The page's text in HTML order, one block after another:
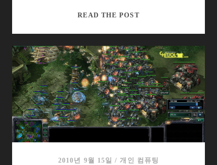
READ THE POST인
소
녀
시
대
2010년 9월 15일 / 개인 컴퓨팅